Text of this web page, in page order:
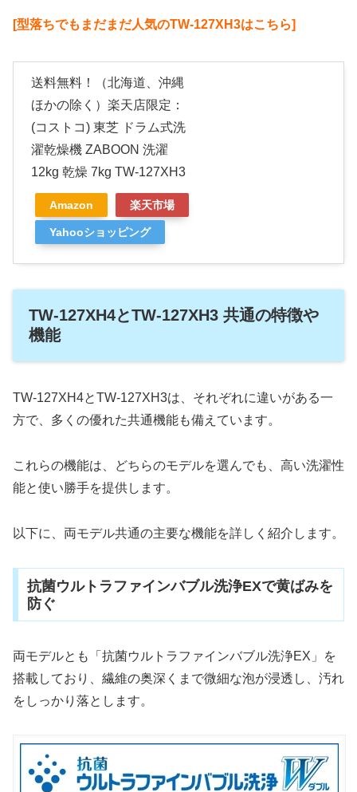
[型落ちでもまだまだ人気のTW-127XH3はこちら]
送料無料！（北海道、沖縄
ほかの除く）楽天店限定：
(コストコ) 東芝 ドラム式洗
濯乾燥機 ZABOON 洗濯
12kg 乾燥 7kg TW-127XH3
Amazon 楽天市場
Yahooショッピング
TW-127XH4とTW-127XH3 共通の特徴や
機能
TW-127XH4とTW-127XH3は、それぞれに違いがある一
方で、多くの優れた共通機能も備えています。
これらの機能は、どちらのモデルを選んでも、高い洗濯性
能と使い勝手を提供します。
以下に、両モデル共通の主要な機能を詳しく紹介します。
抗菌ウルトラファインバブル洗浄EXで黄ばみを
防ぐ
両モデルとも「抗菌ウルトラファインバブル洗浄EX」を
搭載しており、繊維の奥深くまで微細な泡が浸透し、汚れ
をしっかり落とします。